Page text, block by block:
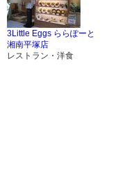
3Little Eggs ららぽーと
湘南平塚店
レストラン・洋食